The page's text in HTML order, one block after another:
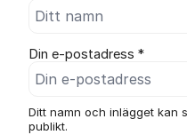
Din e-postadress *
Ditt namn och inlägget kan
publikt.